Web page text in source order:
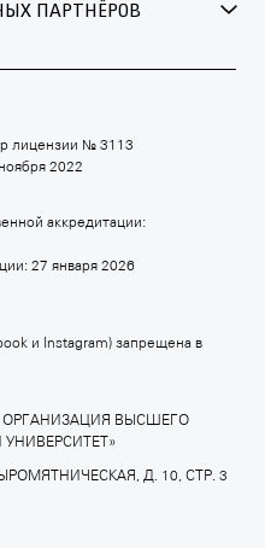
ПАРТНЁРОВ
лицензии № 3113
2022
аккредитации:
27 января 2026
и Instagram) запрещена в
ВЫСШЕГО
Д. 10, СТР. 3